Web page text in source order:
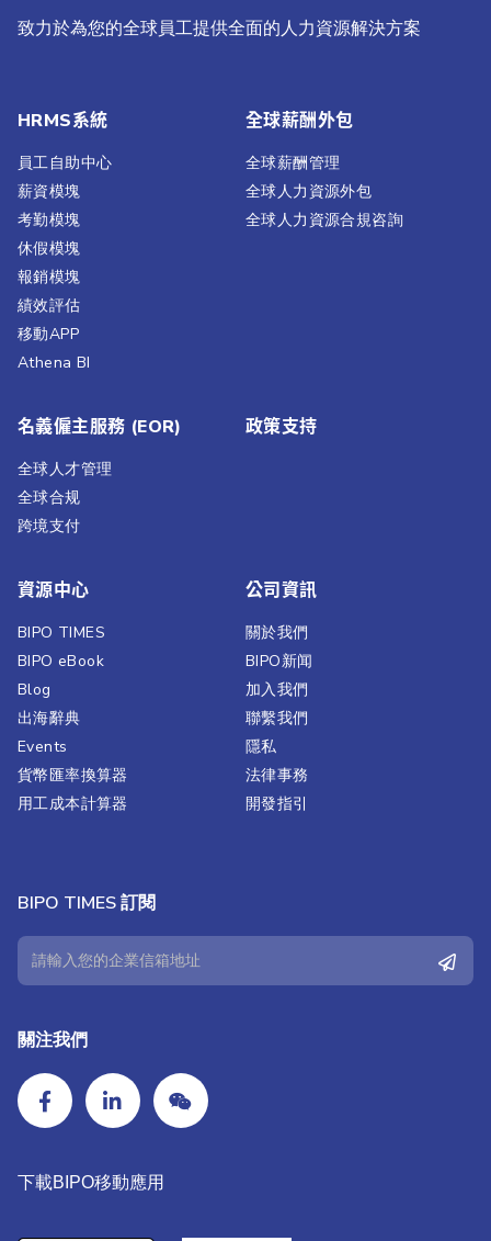
致力於為您的全球員工提供全面的人力資源解決方案
HRMS系統
員工自助中心
薪資模塊
考勤模塊
休假模塊
報銷模塊
績效評估​
移動APP
Athena BI
全球薪酬外包
全球薪酬管理
全球人力資源外包
全球人力資源合規咨詢
名義僱主服務 (EOR)
全球人才管理
全球合规
跨境支付
政策支持
資源中心
BIPO TIMES
BIPO eBook
Blog
出海辭典
Events
貨幣匯率換算器
用工成本計算器
公司資訊
關於我們
BIPO新闻​
加入我們
聯繫我們​
隱私
法律事務
開發指引
BIPO TIMES 訂閱
關注我們
下載BIPO移動應用